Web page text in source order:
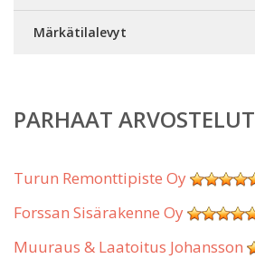
Märkätilalevyt
PARHAAT ARVOSTELUT
Turun Remonttipiste Oy
Forssan Sisärakenne Oy
Muuraus & Laatoitus Johansson